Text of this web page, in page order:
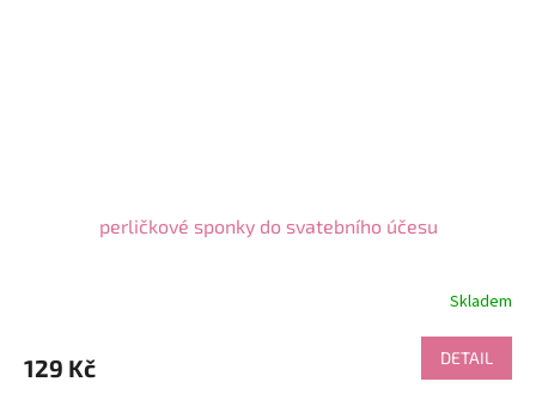
perličkové sponky do svatebního účesu
Skladem
129 Kč DETAIL